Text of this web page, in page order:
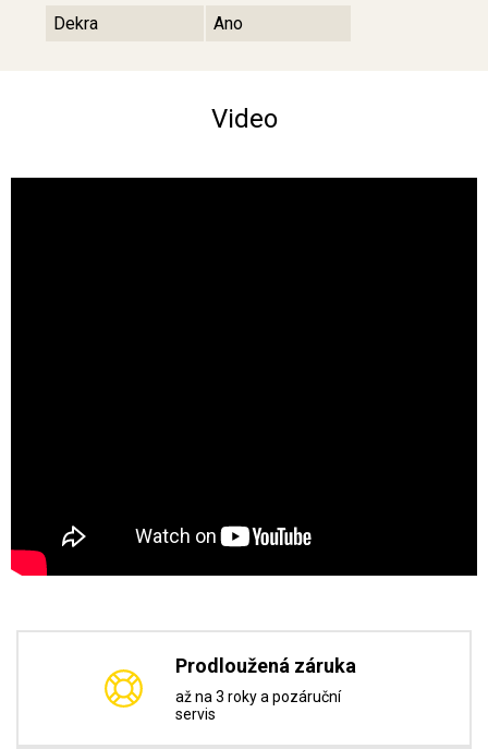
Dekra Ano
Video
Prodloužená záruka
až na 3 roky a pozáruční
servis